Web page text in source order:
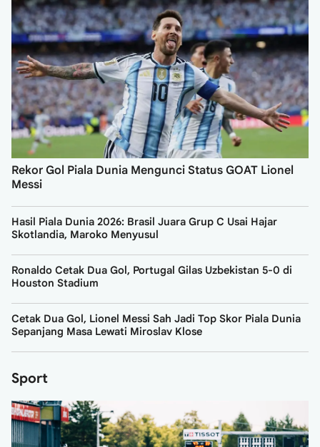
Rekor Gol Piala Dunia Mengunci Status GOAT Lionel
Messi
Hasil Piala Dunia 2026: Brasil Juara Grup C Usai Hajar
Skotlandia, Maroko Menyusul
Ronaldo Cetak Dua Gol, Portugal Gilas Uzbekistan 5-0 di
Houston Stadium
Cetak Dua Gol, Lionel Messi Sah Jadi Top Skor Piala Dunia
Sepanjang Masa Lewati Miroslav Klose
Sport